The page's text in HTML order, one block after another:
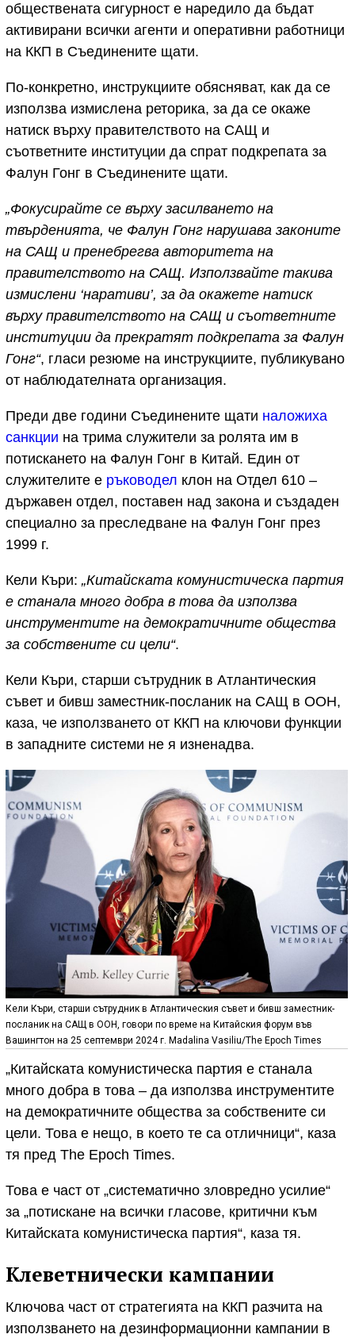
обществената сигурност е наредило да бъдат
активирани всички агенти и оперативни работници
на ККП в Съединените щати.
По-конкретно, инструкциите обясняват, как да се
използва измислена реторика, за да се окаже
натиск върху правителството на САЩ и
съответните институции да спрат подкрепата за
Фалун Гонг в Съединените щати.
„Фокусирайте се върху засилването на
твърденията, че Фалун Гонг нарушава законите
на САЩ и пренебрегва авторитета на
правителството на САЩ. Използвайте такива
измислени ‘наративи’, за да окажете натиск
върху правителството на САЩ и съответните
институции да прекратят подкрепата за Фалун
Гонг“, гласи резюме на инструкциите, публикувано
от наблюдателната организация.
Преди две години Съединените щати наложиха
санкции на трима служители за ролята им в
потискането на Фалун Гонг в Китай. Един от
служителите е ръководел клон на Отдел 610 –
държавен отдел, поставен над закона и създаден
специално за преследване на Фалун Гонг през
1999 г.
Кели Къри: „Китайската комунистическа партия
е станала много добра в това да използва
инструментите на демократичните общества
за собствените си цели“.
Кели Къри, старши сътрудник в Атлантическия
съвет и бивш заместник-посланик на САЩ в ООН,
каза, че използването от ККП на ключови функции
в западните системи не я изненадва.
Кели Къри, старши сътрудник в Атлантическия съвет и бивш заместник-
посланик на САЩ в ООН, говори по време на Китайския форум във
Вашингтон на 25 септември 2024 г. Madalina Vasiliu/The Epoch Times
„Китайската комунистическа партия е станала
много добра в това – да използва инструментите
на демократичните общества за собствените си
цели. Това е нещо, в което те са отличници“, каза
тя пред The Epoch Times.
Това е част от „систематично зловредно усилие“
за „потискане на всички гласове, критични към
Китайската комунистическа партия“, каза тя.
Клеветнически кампании
Ключова част от стратегията на ККП разчита на
използването на дезинформационни кампании в